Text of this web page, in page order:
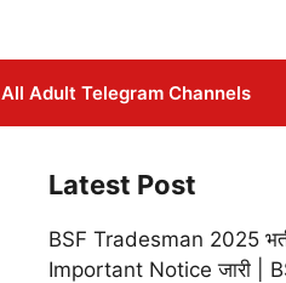
All Adult Telegram Channels
Latest Post
BSF Tradesman 2025
Important Notice जारी |